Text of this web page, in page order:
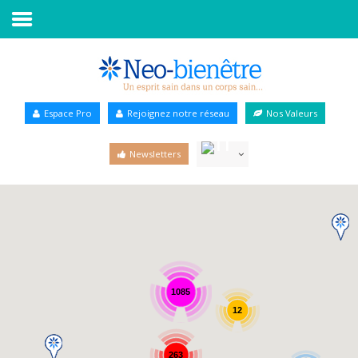
Annuaire Bien-être
Espace Pro Rejoignez notre réseau Nos Valeurs
Newsletters
1085
263
12